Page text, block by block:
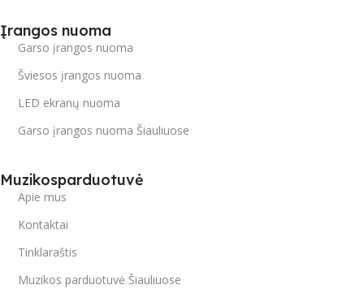
Įrangos nuoma
Garso įrangos nuoma
Šviesos įrangos nuoma
LED ekranų nuoma
Garso įrangos nuoma Šiauliuose
Muzikosparduotuvė
Apie mus
Kontaktai
Tinklaraštis
Muzikos parduotuvė Šiauliuose